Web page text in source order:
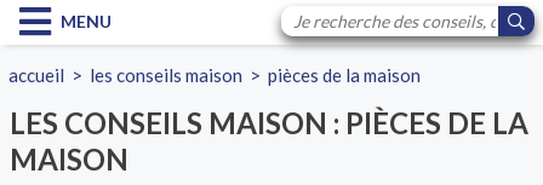
MENU
accueil > les conseils maison >pièces de la maison
LES CONSEILS MAISON : PIÈCES DE LA
MAISON